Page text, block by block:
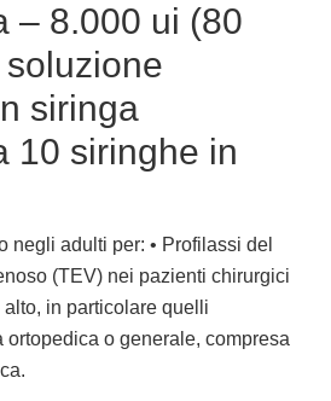
– 8.000 ui (80
siringa
10 siringhe in
negli adulti per: • Profilassi del
(TEV) nei pazienti chirurgici
in particolare quelli
ortopedica o generale, compresa